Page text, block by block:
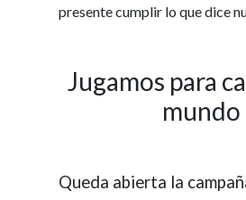
presente cumplir lo que dice
Jugamos para
mundo
Queda abierta la